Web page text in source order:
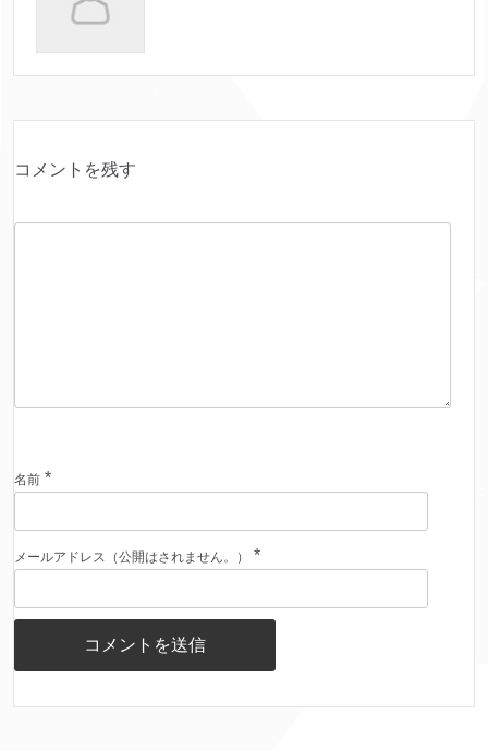
コメントを残す
名前 *
メールアドレス（公開はされません。） *